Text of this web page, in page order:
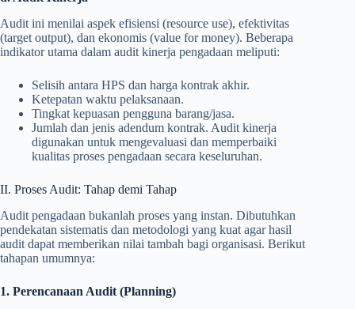
Audit ini menilai aspek efisiensi (resource use), efektivitas
(target output), dan ekonomis (value for money). Beberapa
indikator utama dalam audit kinerja pengadaan meliputi:
Selisih antara HPS dan harga kontrak akhir.
Ketepatan waktu pelaksanaan.
Tingkat kepuasan pengguna barang/jasa.
Jumlah dan jenis adendum kontrak. Audit kinerja
digunakan untuk mengevaluasi dan memperbaiki
kualitas proses pengadaan secara keseluruhan.
II. Proses Audit: Tahap demi Tahap
Audit pengadaan bukanlah proses yang instan. Dibutuhkan
pendekatan sistematis dan metodologi yang kuat agar hasil
audit dapat memberikan nilai tambah bagi organisasi. Berikut
tahapan umumnya:
1. Perencanaan Audit (Planning)